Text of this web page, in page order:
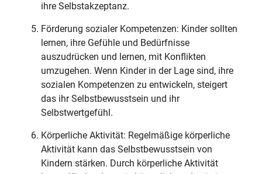
ihre Selbstakzeptanz.
Förderung sozialer Kompetenzen: Kinder sollten
lernen, ihre Gefühle und Bedürfnisse
auszudrücken und lernen, mit Konflikten
umzugehen. Wenn Kinder in der Lage sind, ihre
sozialen Kompetenzen zu entwickeln, steigert
das ihr Selbstbewusstsein und ihr
Selbstwertgefühl.
Körperliche Aktivität: Regelmäßige körperliche
Aktivität kann das Selbstbewusstsein von
Kindern stärken. Durch körperliche Aktivität